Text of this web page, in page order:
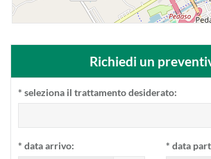
Richiedi un
* seleziona il trattamento desiderato:
* data arrivo: * data